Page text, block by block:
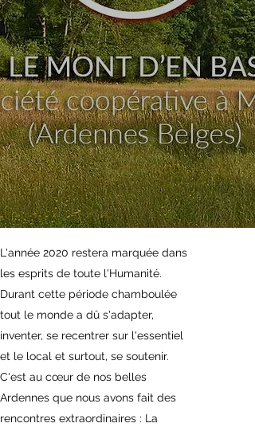
L'année 2020 restera marquée dans
les esprits de toute l'Humanité.
Durant cette période chamboulée
tout le monde a dû s'adapter,
inventer, se recentrer sur l'essentiel
et le local et surtout, se soutenir.
C'est au cœur de nos belles
Ardennes que nous avons fait des
rencontres extraordinaires : La